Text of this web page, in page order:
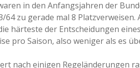
in den Anfangsjahren der
64 zu gerade mal 8
härteste der Entscheidungen
pro Saison, also weniger als es
nach einigen Regeländerungen